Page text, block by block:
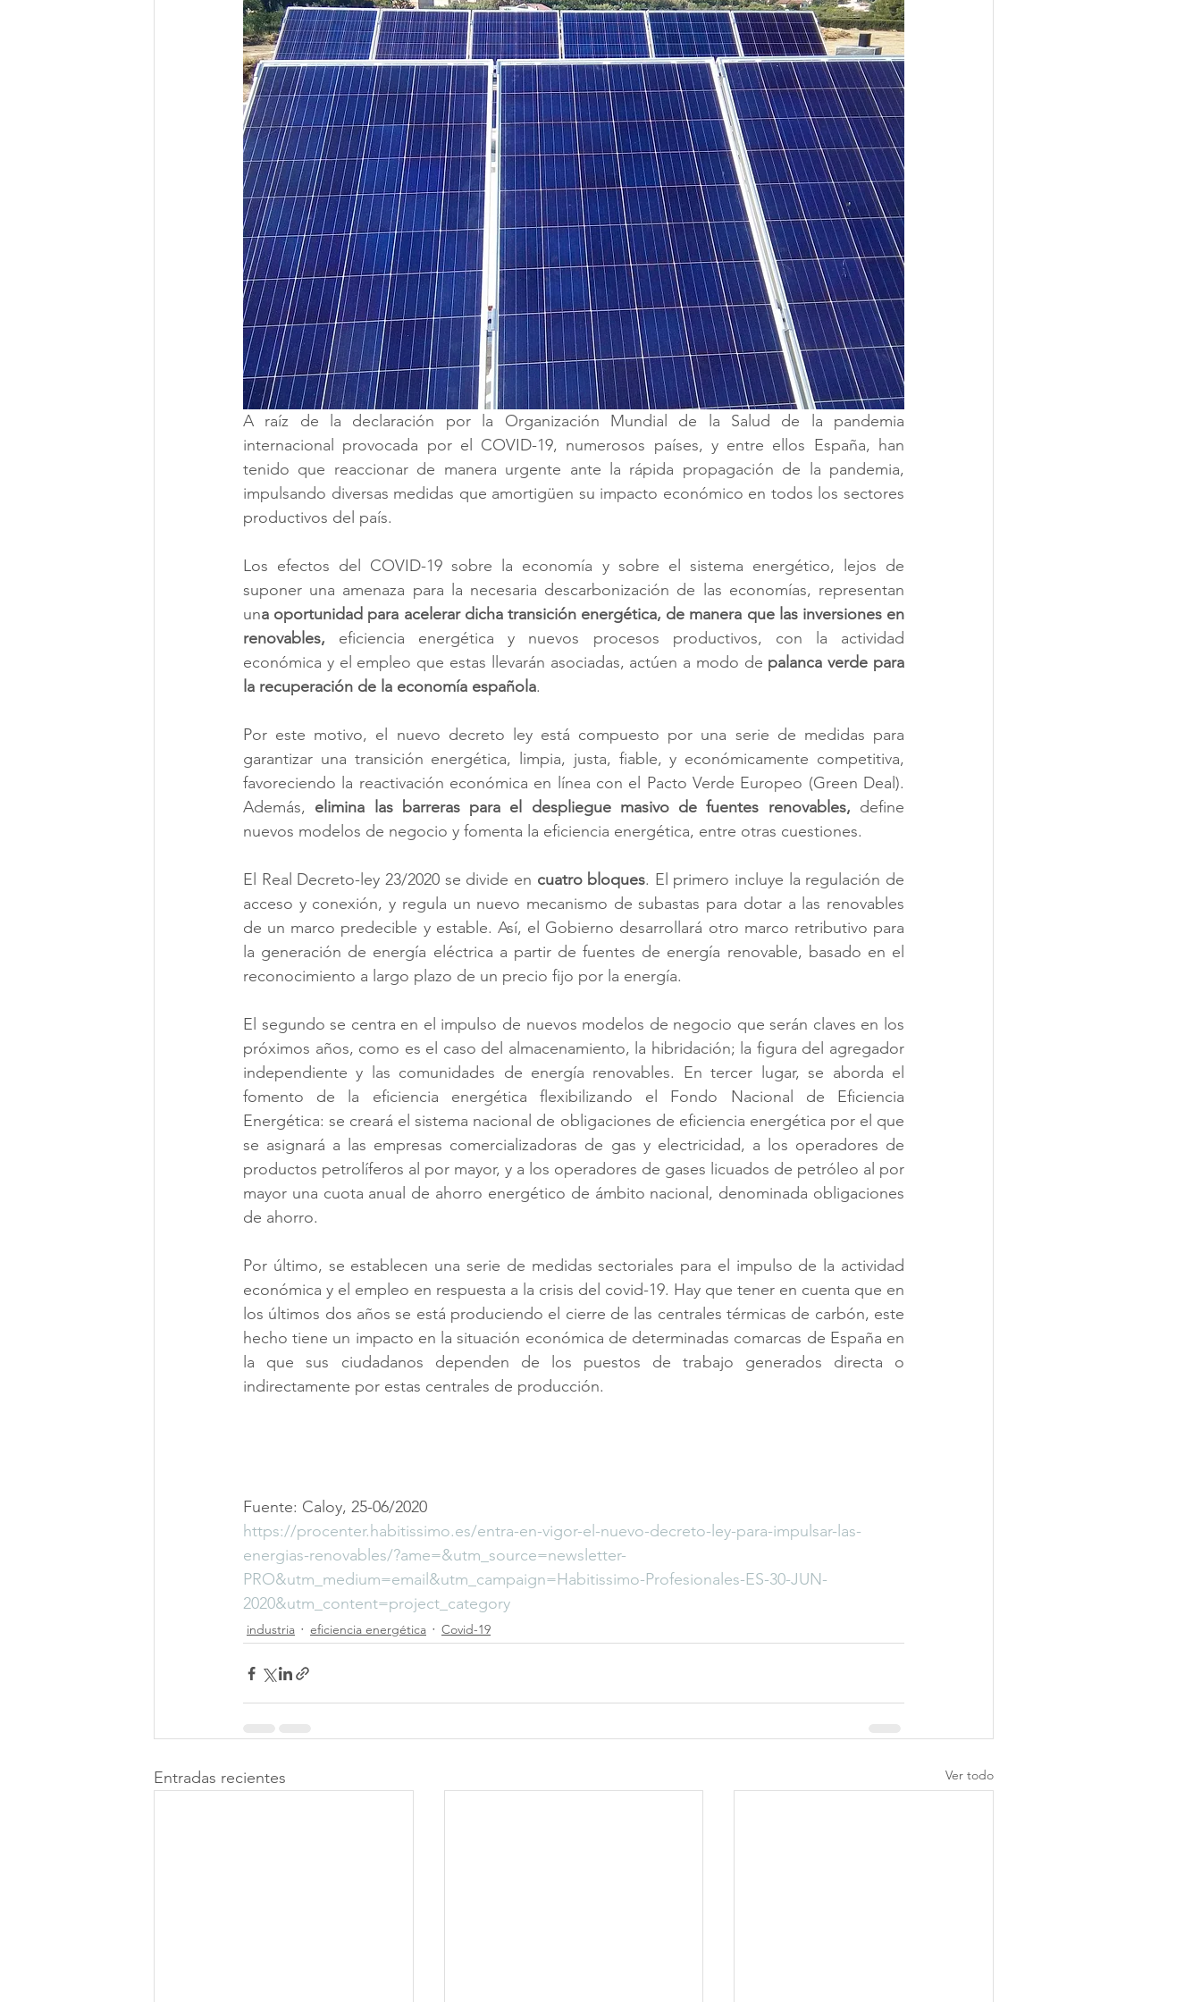
A raíz de la declaración por la Organización Mundial de la Salud de la pandemia
internacional provocada por el COVID-19, numerosos países, y entre ellos España, han
tenido que reaccionar de manera urgente ante la rápida propagación de la pandemia,
impulsando diversas medidas que amortigüen su impacto económico en todos los sectores
productivos del país.
Los efectos del COVID-19 sobre la economía y sobre el sistema energético, lejos de
suponer una amenaza para la necesaria descarbonización de las economías, representan
una oportunidad para acelerar dicha transición energética, de manera que las inversiones en
renovables, eficiencia energética y nuevos procesos productivos, con la actividad
económica y el empleo que estas llevarán asociadas, actúen a modo de palanca verde para
la recuperación de la economía española.
Por este motivo, el nuevo decreto ley está compuesto por una serie de medidas para
garantizar una transición energética, limpia, justa, fiable, y económicamente competitiva,
favoreciendo la reactivación económica en línea con el Pacto Verde Europeo (Green Deal).
Además, elimina las barreras para el despliegue masivo de fuentes renovables, define
nuevos modelos de negocio y fomenta la eficiencia energética, entre otras cuestiones.
El Real Decreto-ley 23/2020 se divide en cuatro bloques. El primero incluye la regulación de
acceso y conexión, y regula un nuevo mecanismo de subastas para dotar a las renovables
de un marco predecible y estable. Así, el Gobierno desarrollará otro marco retributivo para
la generación de energía eléctrica a partir de fuentes de energía renovable, basado en el
reconocimiento a largo plazo de un precio fijo por la energía.
El segundo se centra en el impulso de nuevos modelos de negocio que serán claves en los
próximos años, como es el caso del almacenamiento, la hibridación; la figura del agregador
independiente y las comunidades de energía renovables. En tercer lugar, se aborda el
fomento de la eficiencia energética flexibilizando el Fondo Nacional de Eficiencia
Energética: se creará el sistema nacional de obligaciones de eficiencia energética por el que
se asignará a las empresas comercializadoras de gas y electricidad, a los operadores de
productos petrolíferos al por mayor, y a los operadores de gases licuados de petróleo al por
mayor una cuota anual de ahorro energético de ámbito nacional, denominada obligaciones
de ahorro.
Por último, se establecen una serie de medidas sectoriales para el impulso de la actividad
económica y el empleo en respuesta a la crisis del covid-19. Hay que tener en cuenta que en
los últimos dos años se está produciendo el cierre de las centrales térmicas de carbón, este
hecho tiene un impacto en la situación económica de determinadas comarcas de España en
la que sus ciudadanos dependen de los puestos de trabajo generados directa o
indirectamente por estas centrales de producción.
Fuente: Caloy, 25-06/2020
https://procenter.habitissimo.es/entra-en-vigor-el-nuevo-decreto-ley-para-impulsar-las-
energias-renovables/?ame=&utm_source=newsletter-
PRO&utm_medium=email&utm_campaign=Habitissimo-Profesionales-ES-30-JUN-
2020&utm_content=project_category
industria eficiencia energética Covid-19
Entradas recientes Ver todo